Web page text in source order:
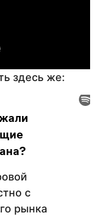
здесь же:
с
рынка